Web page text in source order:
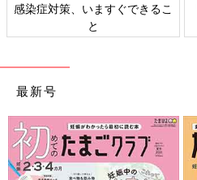
感染症対策、いますぐできるこ
と
最新号